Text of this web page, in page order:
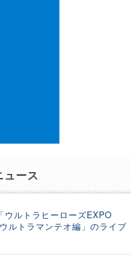
ュース
ウルトラヒーローズEXPO
トラマンテオ編」のライブ